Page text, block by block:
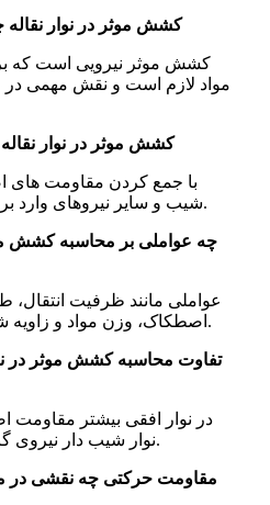
کشش موثر در نوار
کشش موثر نیرویی است که
مواد لازم است و نقش مهمی
کشش موثر در نوار
با جمع کردن مقاومت های
شیب و سایر نیروهای وارد بر سیستم محاسبه می شود.
چه عواملی بر محاسبه کشش
عواملی مانند ظرفیت
اصطکاک، وزن مواد و زاویه شیب بیشترین تاثیر را دارند.
تفاوت محاسبه کشش موثر در
در نوار افقی بیشتر مقاومت
نوار شیب دار نیروی گرانش نیز نقش مهمی دارد.
مقاومت حرکتی چه نقشی در